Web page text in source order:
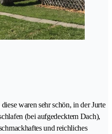
waren sehr schön, in der Jurte
(bei aufgedecktem Dach),
und reichliches